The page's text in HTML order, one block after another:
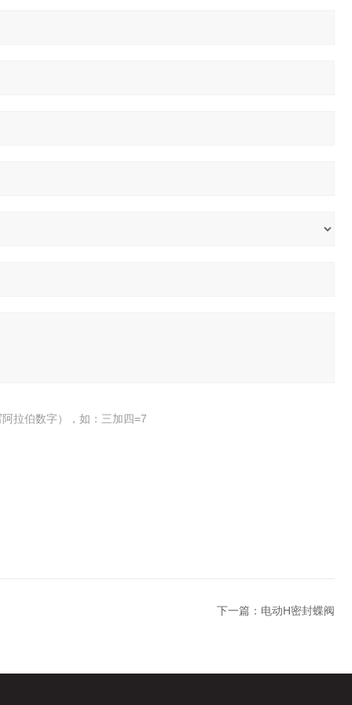
拉伯数字），如：三加四=7
下一篇： 电动H密封蝶阀